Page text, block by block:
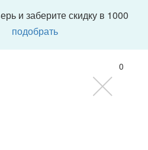
и заберите скидку в 1000
подобрать
0